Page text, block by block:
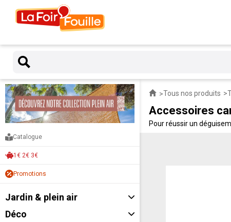
Catalogue
1€ 2€ 3€
Promotions
Jardin & plein air
Déco
Tous nos produits
Accessoires
Pour réussir un